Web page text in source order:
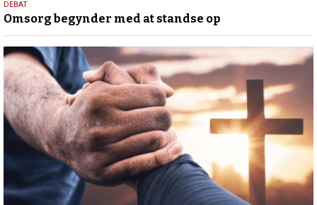
9.
juli
2026
DEBAT
Omsorg begynder med at standse op